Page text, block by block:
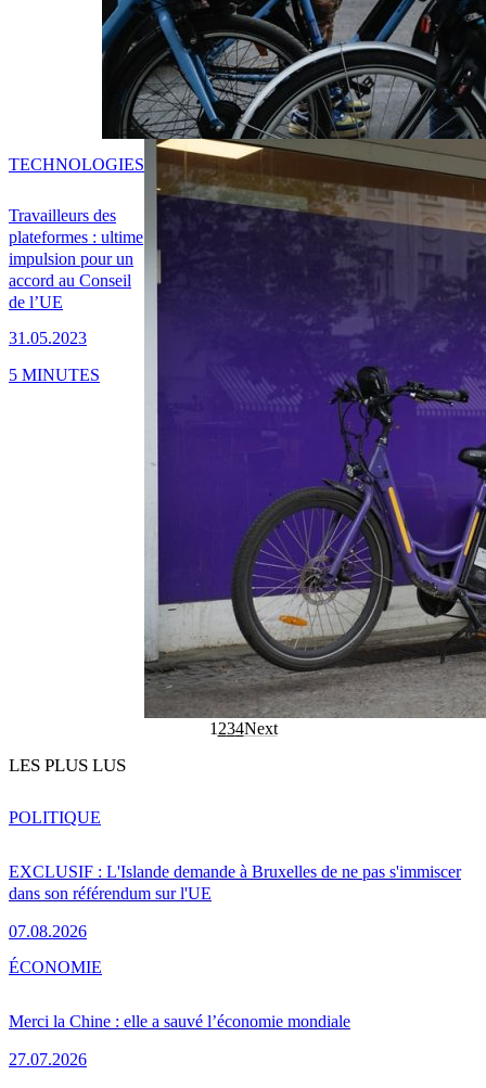
Travailleurs des
plateformes : ultime
impulsion pour un
accord au Conseil
de l’UE
31.05.2023
TECHNOLOGIES
5 MINUTES
1 234Next
LES PLUS LUS
EXCLUSIF : L'Islande demande à Bruxelles de ne pas s'immiscer
dans son référendum sur l'UE
07.08.2026
POLITIQUE
Merci la Chine : elle a sauvé l’économie mondiale
27.07.2026
ÉCONOMIE